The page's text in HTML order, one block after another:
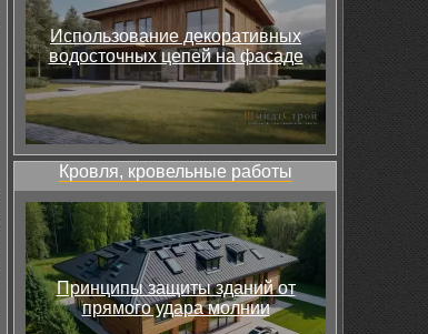
Использование декоративных
водосточных цепей на фасаде
Кровля, кровельные работы
Принципы защиты зданий от
прямого удара молнии